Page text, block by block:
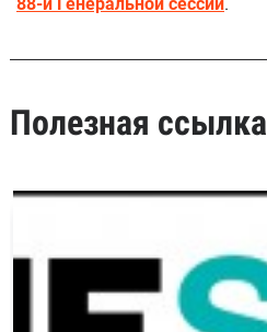
Полезная ссылка